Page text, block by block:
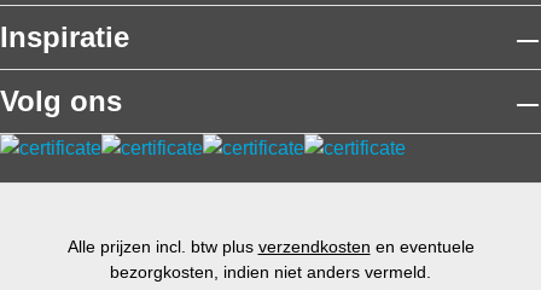
Inspiratie
Volg ons
Alle prijzen incl. btw plus verzendkosten en eventuele
bezorgkosten, indien niet anders vermeld.